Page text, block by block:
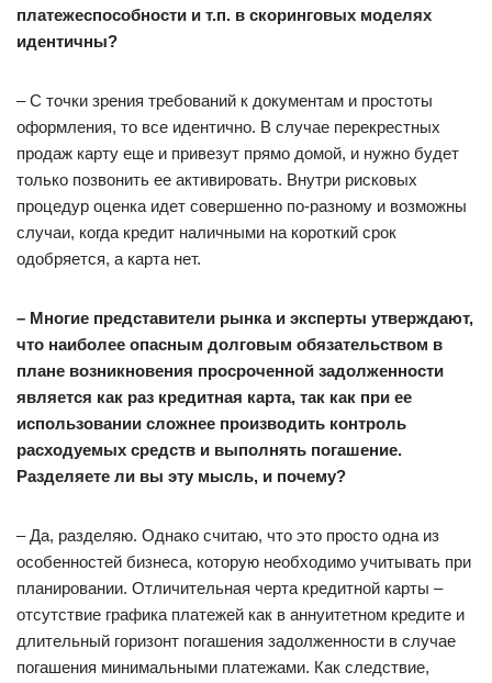
платежеспособности и т.п. в скоринговых моделях
идентичны?
– С точки зрения требований к документам и простоты
оформления, то все идентично. В случае перекрестных
продаж карту еще и привезут прямо домой, и нужно будет
только позвонить ее активировать. Внутри рисковых
процедур оценка идет совершенно по-разному и возможны
случаи, когда кредит наличными на короткий срок
одобряется, а карта нет.
– Многие представители рынка и эксперты утверждают,
что наиболее опасным долговым обязательством в
плане возникновения просроченной задолженности
является как раз кредитная карта, так как при ее
использовании сложнее производить контроль
расходуемых средств и выполнять погашение.
Разделяете ли вы эту мысль, и почему?
– Да, разделяю. Однако считаю, что это просто одна из
особенностей бизнеса, которую необходимо учитывать при
планировании. Отличительная черта кредитной карты –
отсутствие графика платежей как в аннуитетном кредите и
длительный горизонт погашения задолженности в случае
погашения минимальными платежами. Как следствие,